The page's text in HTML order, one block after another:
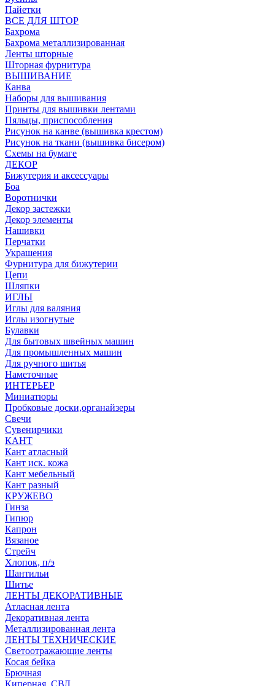
Пайетки
ВСЕ ДЛЯ ШТОР
Бахрома
Бахрома металлизированная
Ленты шторные
Шторная фурнитура
ВЫШИВАНИЕ
Канва
Наборы для вышивания
Принты для вышивки лентами
Пяльцы, приспособления
Рисунок на канве (вышивка крестом)
Рисунок на ткани (вышивка бисером)
Схемы на бумаге
ДЕКОР
Бижутерия и аксессуары
Боа
Воротнички
Декор застежки
Декор элементы
Нашивки
Перчатки
Украшения
Фурнитура для бижутерии
Цепи
Шляпки
ИГЛЫ
Иглы для валяния
Иглы изогнутые
Булавки
Для бытовых швейных машин
Для промышленных машин
Для ручного шитья
Наметочные
ИНТЕРЬЕР
Миниатюры
Пробковые доски,органайзеры
Свечи
Сувенирчики
КАНТ
Кант атласный
Кант иск. кожа
Кант мебельный
Кант разный
КРУЖЕВО
Гинза
Гипюр
Капрон
Вязаное
Стрейч
Хлопок, п/э
Шантильи
Шитье
ЛЕНТЫ ДЕКОРАТИВНЫЕ
Атласная лента
Декоративная лента
Металлизированная лента
ЛЕНТЫ ТЕХНИЧЕСКИЕ
Светоотражающие ленты
Косая бейка
Брючная
Киперная, СВЛ